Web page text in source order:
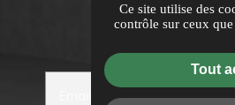
Ce site utilise des
contrôle sur ceux
Tout